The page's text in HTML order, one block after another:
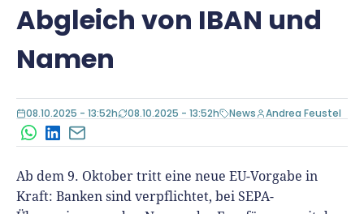
Selbstständig machen
Über 500 Geschäftsideen
Geschäftsmodell entwickeln
Businessplan-Vorlage & Muster
Firma gründen: 10 Tipps
Rechtsform wählen
UG gründen
GmbH gründen
Wachsen
6 Tipps zum Start
Finanzieren
Abgleich von IBAN und
Namen
08.10.2025 - 13:52h 08.10.2025 - 13:52h News Andrea Feustel
WhatsApp
LinkedIn
E-Mail
Ab dem 9. Oktober tritt eine neue EU-Vorgabe in
Kraft: Banken sind verpflichtet, bei SEPA-